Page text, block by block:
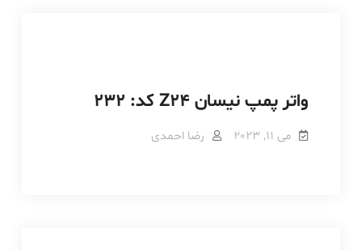
واتر پمپ نیسان Z24 کد: 232
می 11, 2023 رضا احمدی